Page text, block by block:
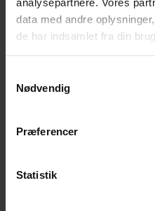
data med andre
de har indsamlet fra din
Nødvendig
Præferencer
Statistik
kr.249,00
Cylinder hønsevander